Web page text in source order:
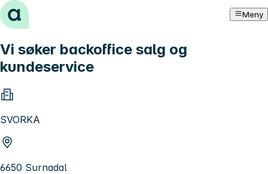
Hopp til innhold Meny
Vi søker backoffice salg og
kundeservice
SVORKA
6650 Surnadal